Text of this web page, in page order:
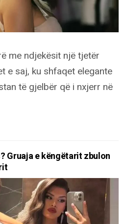
me ndjekësit një tjetër
e saj, ku shfaqet elegante
të gjelbër që i nxjerr në
Gruaja e këngëtarit zbulon